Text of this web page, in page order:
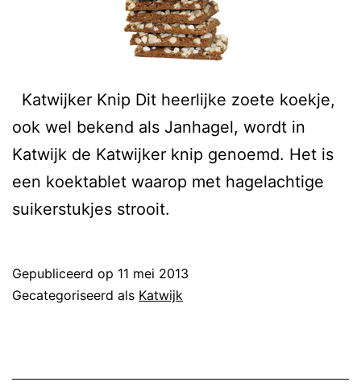
Katwijker Knip Dit heerlijke zoete koekje,
ook wel bekend als Janhagel, wordt in
Katwijk de Katwijker knip genoemd. Het is
een koektablet waarop met hagelachtige
suikerstukjes strooit.
Gepubliceerd op 11 mei 2013
Gecategoriseerd als Katwijk